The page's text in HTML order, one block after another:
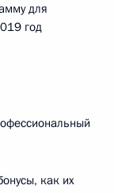
для
год
как их